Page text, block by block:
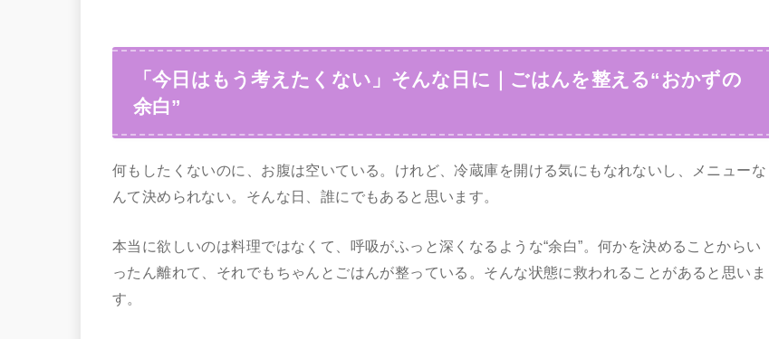
「今日はもう考えたくない」そんな日に｜ごはんを整える“おかずの
余白”
何もしたくないのに、お腹は空いている。けれど、冷蔵庫を開ける気にもなれないし、メニューな
んて決められない。そんな日、誰にでもあると思います。
本当に欲しいのは料理ではなくて、呼吸がふっと深くなるような“余白”。何かを決めることからい
ったん離れて、それでもちゃんとごはんが整っている。そんな状態に救われることがあると思いま
す。